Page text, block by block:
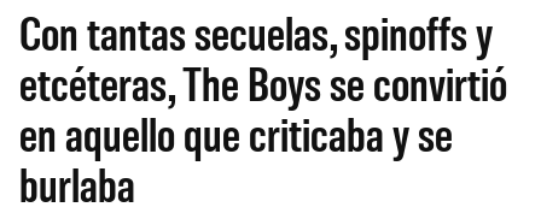
Con tantas secuelas, spinoffs y
etcéteras, The Boys se convirtió
en aquello que criticaba y se
burlaba